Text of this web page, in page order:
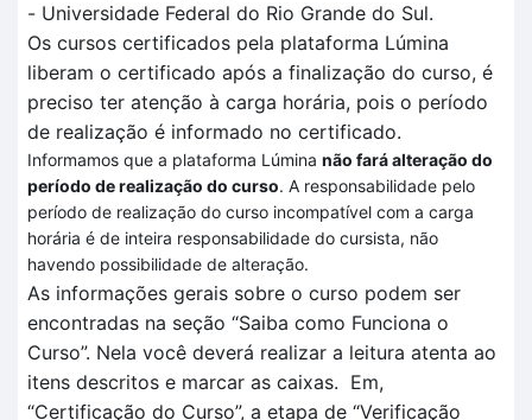
- Universidade Federal do Rio Grande do Sul.
Os cursos certificados pela plataforma Lúmina
liberam o certificado após a finalização do curso, é
preciso ter atenção à carga horária, pois o período
de realização é informado no certificado.
Informamos que a plataforma Lúmina não fará alteração do
período de realização do curso. A responsabilidade pelo
período de realização do curso incompatível com a carga
horária é de inteira responsabilidade do cursista, não
havendo possibilidade de alteração.
As informações gerais sobre o curso podem ser
encontradas na seção “Saiba como Funciona o
Curso”. Nela você deverá realizar a leitura atenta ao
itens descritos e marcar as caixas. Em,
“Certificação do Curso”, a etapa de “Verificação